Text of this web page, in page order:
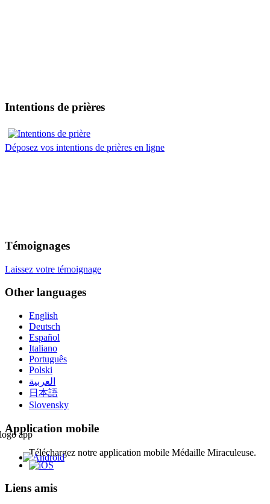
Intentions de prières
Déposez vos intentions de prières en ligne
Témoignages
Laissez votre témoignage
Other languages
English
Deutsch
Español
Italiano
Português
Polski
العربية
日本語
Slovensky
Application mobile
Téléchargez notre application mobile Médaille Miraculeuse.
Liens amis